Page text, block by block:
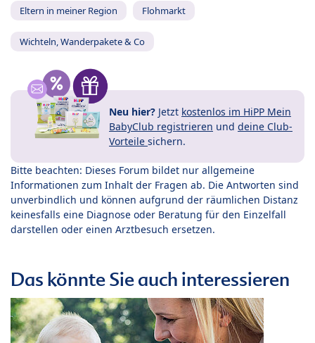
Eltern in meiner Region Flohmarkt
Wichteln, Wanderpakete & Co
Neu hier? Jetzt kostenlos im HiPP Mein
BabyClub registrieren und deine Club-
Vorteile sichern.
Bitte beachten: Dieses Forum bildet nur allgemeine
Informationen zum Inhalt der Fragen ab. Die Antworten sind
unverbindlich und können aufgrund der räumlichen Distanz
keinesfalls eine Diagnose oder Beratung für den Einzelfall
darstellen oder einen Arztbesuch ersetzen.
Das könnte Sie auch interessieren